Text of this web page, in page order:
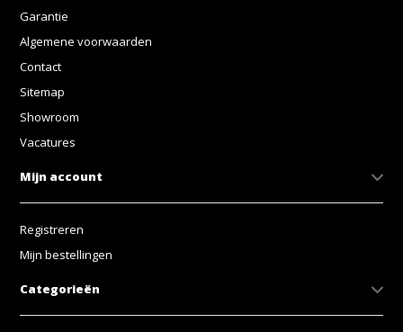
Garantie
Algemene voorwaarden
Contact
Sitemap
Showroom
Vacatures
Mijn account
Registreren
Mijn bestellingen
Categorieën